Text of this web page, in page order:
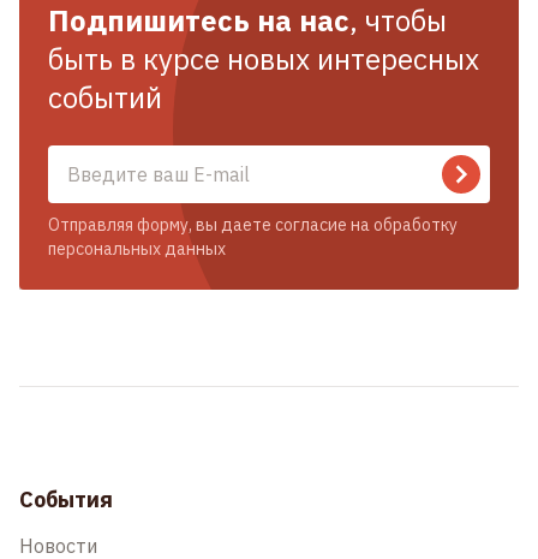
Подпишитесь на нас, чтобы
быть в курсе новых интересных
событий
Отправляя форму, вы даете согласие на обработку
персональных данных
События
Новости